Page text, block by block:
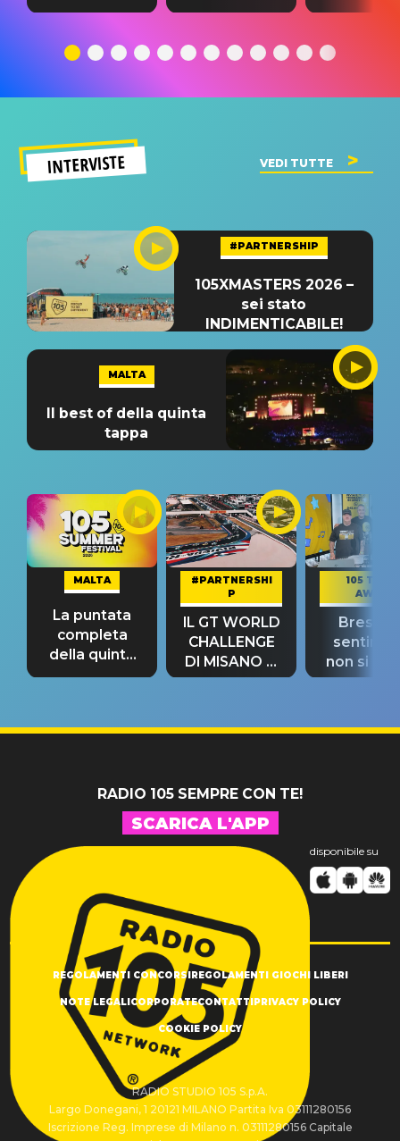
testo,
significato
traduzione e
del singolo
testo,
INTERVISTE VEDI TUTTE
#PARTNERSHIP
105XMASTERS 2026 –
sei stato
INDIMENTICABILE!
MALTA
Il best of della quinta
tappa
MALTA
La puntata
completa
della quinta
tappa
#PARTNERSHI
P
IL GT WORLD
CHALLENGE
DI MISANO si
riconferma
105 TAKE
AWAY
Bresh:
non si
fino alla
RADIO 105 SEMPRE CON TE!
SCARICA L'APP
disponibile su
REGOLAMENTI CONCORSI REGOLAMENTI GIOCHI LIBERI
NOTE LEGALI CORPORATECONTATTI PRIVACY POLICY
COOKIE POLICY
RADIO STUDIO 105 S.p.A.
Largo Donegani, 1 20121 MILANO Partita Iva 03111280156
Iscrizione Reg. Imprese di Milano n. 03111280156 Capitale